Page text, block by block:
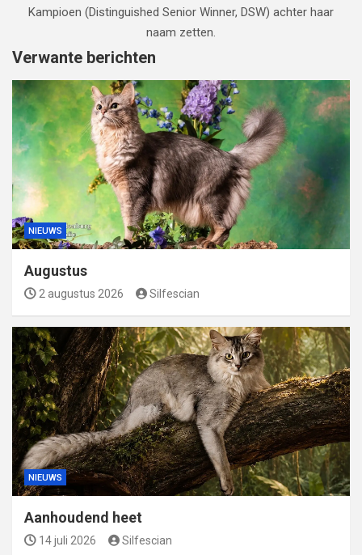
Kampioen (Distinguished Senior Winner, DSW) achter haar
naam zetten.
Verwante berichten
NIEUWS
Augustus
2 augustus 2026 Silfescian
NIEUWS
Aanhoudend heet
14 juli 2026 Silfescian